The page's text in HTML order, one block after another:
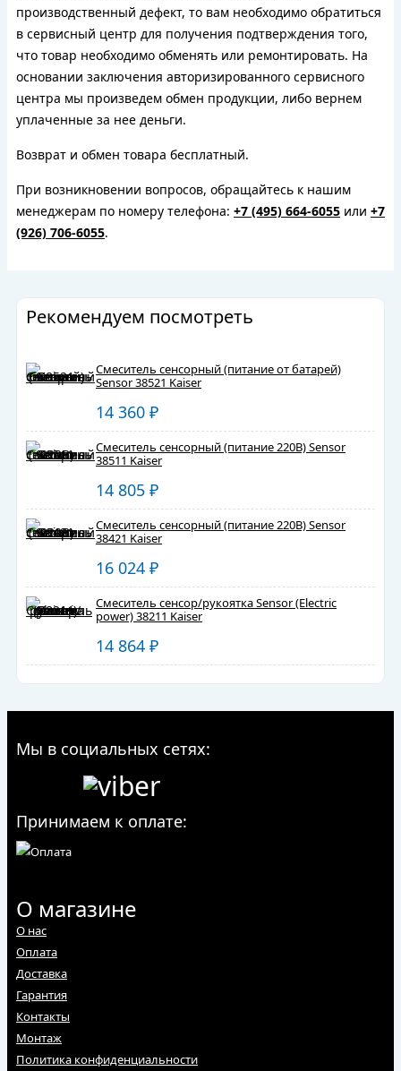
производственный дефект, то вам необходимо обратиться
в сервисный центр для получения подтверждения того,
что товар необходимо обменять или ремонтировать. На
основании заключения авторизированного сервисного
центра мы произведем обмен продукции, либо вернем
уплаченные за нее деньги.
Возврат и обмен товара бесплатный.
При возникновении вопросов, обращайтесь к нашим
менеджерам по номеру телефона: +7 (495) 664-6055 или +7
(926) 706-6055.
Рекомендуем посмотреть
Смеситель сенсорный (питание от батарей)
Sensor 38521 Kaiser
14 360 ₽
Смеситель сенсорный (питание 220В) Sensor
38511 Kaiser
14 805 ₽
Смеситель сенсорный (питание 220В) Sensor
38421 Kaiser
16 024 ₽
Смеситель сенсор/рукоятка Sensor (Electric
power) 38211 Kaiser
14 864 ₽
Мы в социальных сетях:
Принимаем к оплате:
О магазине
О нас
Оплата
Доставка
Гарантия
Контакты
Монтаж
Политика конфиденциальности